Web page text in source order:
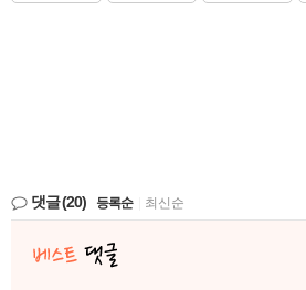
댓글(20) 등록순 최신순